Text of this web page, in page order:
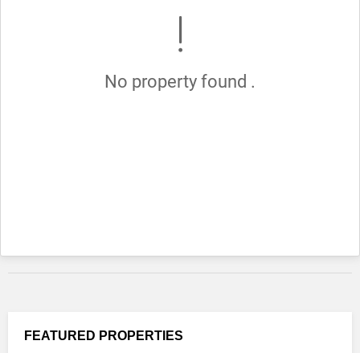
No property found .
FEATURED PROPERTIES